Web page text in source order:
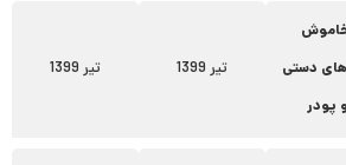
دستی
تیر 1399 تیر 1399